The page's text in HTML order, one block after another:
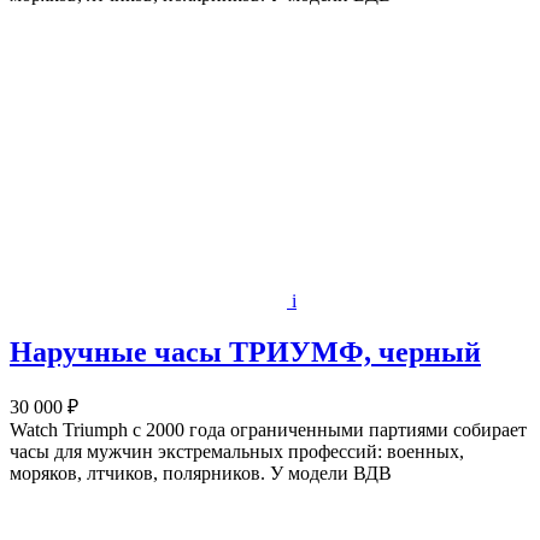
i
Наручные часы ТРИУМФ, черный
30 000 ₽
Watch Triumph с 2000 года ограниченными партиями собирает
часы для мужчин экстремальных профессий: военных,
моряков, лтчиков, полярников. У модели ВДВ